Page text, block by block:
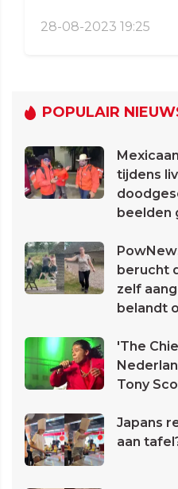
28-08-2023 19:25
POPULAIR
tijdens
beelden
berucht
zelf
belandt
'The
Tony
Japans
aan